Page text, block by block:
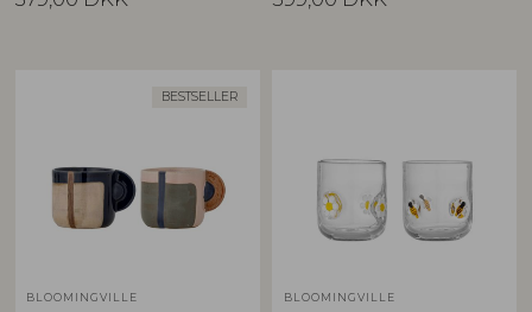
BESTSELLER
BLOOMINGVILLE BLOOMINGVILLE